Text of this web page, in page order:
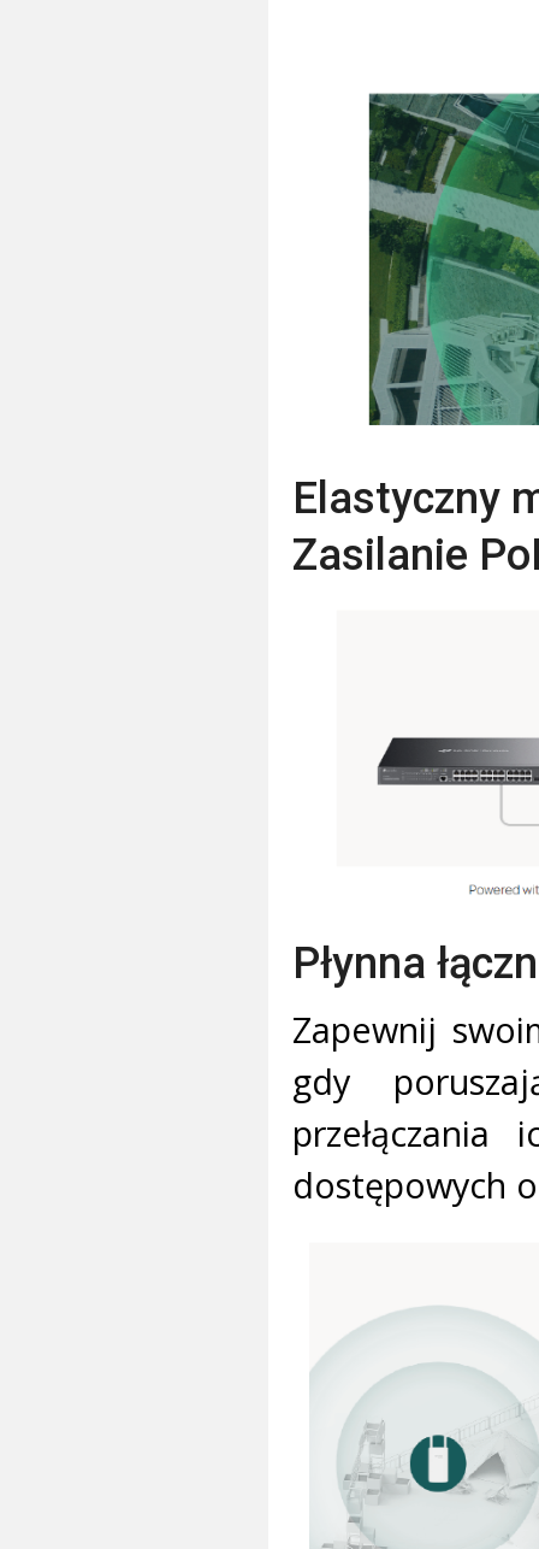
Elastyczny
Zasilanie
Płynna
Zapewnij
gdy
dostępowych